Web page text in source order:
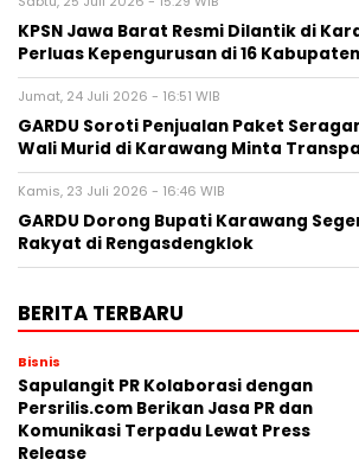
KPSN Jawa Barat Resmi Dilantik di
Perluas Kepengurusan di 16
Jumat, 24 Juli 2026 - 16:51 WIB
GARDU Soroti Penjualan Paket
Wali Murid di Karawang Minta
Kamis, 23 Juli 2026 - 16:46 WIB
GARDU Dorong Bupati Karawang
Rakyat di Rengasdengklok
BERITA TERBARU
Bisnis
Sapulangit PR Kolaborasi dengan
Persrilis.com Berikan Jasa PR dan
Komunikasi Terpadu Lewat Press
Release